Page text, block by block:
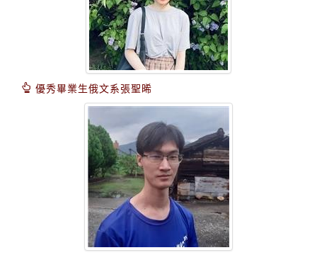
優秀畢業生俄文系張聖晞